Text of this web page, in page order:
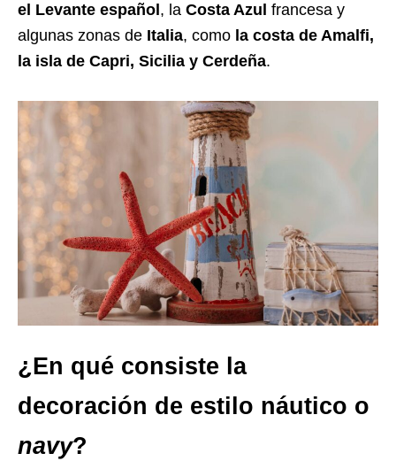
el Levante español , la Costa Azul francesa y
algunas zonas de Italia, como la costa de Amalfi,
la isla de Capri, Sicilia y Cerdeña.
¿En qué consiste la
decoración de estilo náutico o
navy?